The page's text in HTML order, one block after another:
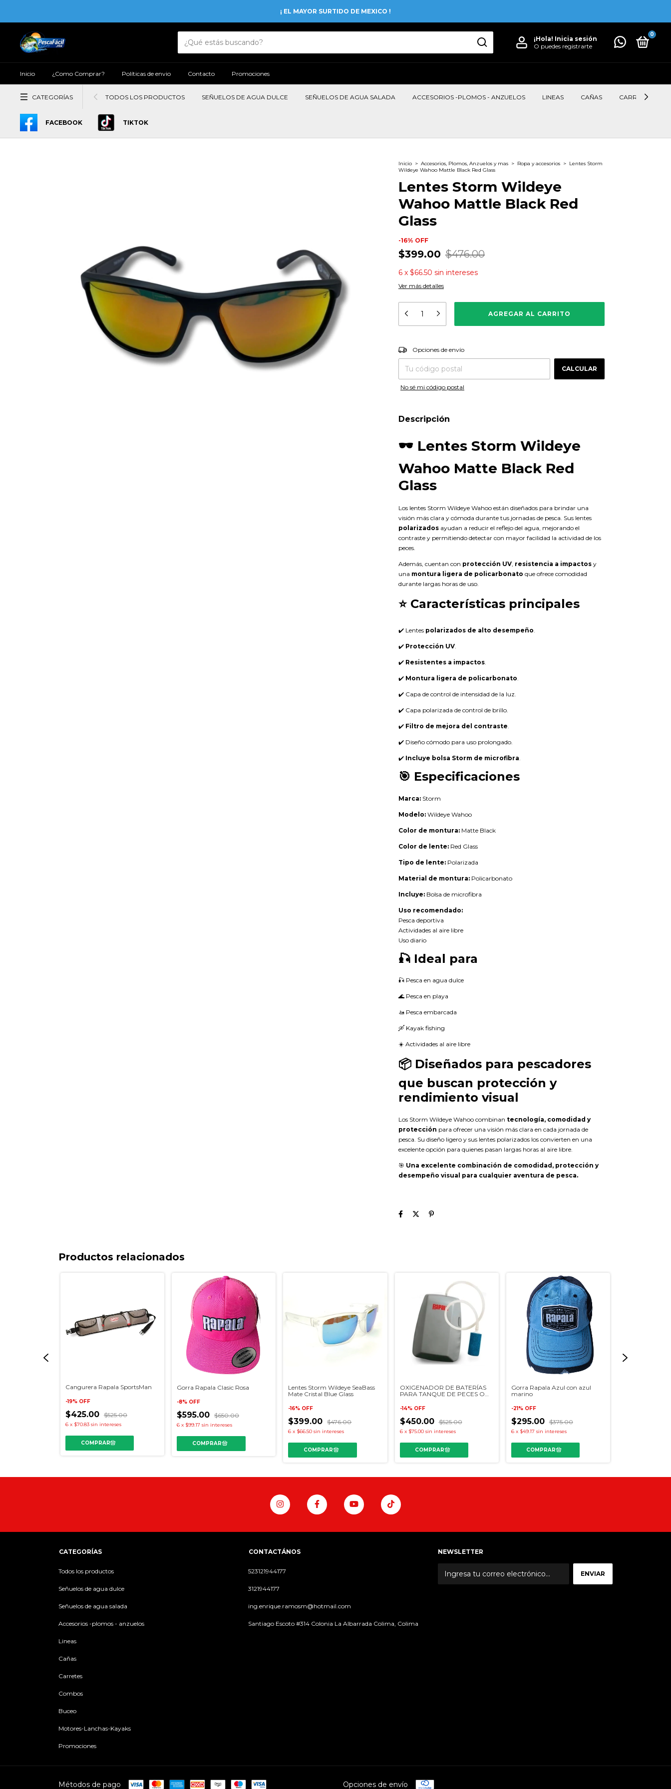
¡ EL MAYOR SURTIDO DE MEXICO !
¡Hola! Inicia sesión
O puedes registrarte
0
Inicio ¿Como Comprar? Políticas de envio Contacto Promociones
CATEGORÍAS TODOS LOS PRODUCTOS SEÑUELOS DE AGUA DULCE SEÑUELOS DE AGUA SALADA ACCESORIOS -PLOMOS - ANZUELOS LINEAS CAÑAS CARRETES
FACEBOOK TIKTOK
Inicio > Accesorios, Plomos, Anzuelos y mas > Ropa y accesorios > Lentes Storm
Wildeye Wahoo Mattle Black Red Glass
Lentes Storm Wildeye
Wahoo Mattle Black Red
Glass
-16% OFF
$399.00 $476.00
6 x $66.50 sin intereses
Ver más detalles
Entregas para el CP:
Opciones de envío
CALCULAR
No sé mi código postal
Descripción
🕶️ Lentes Storm Wildeye
Wahoo Matte Black Red
Glass
Los lentes Storm Wildeye Wahoo están diseñados para brindar una
visión más clara y cómoda durante tus jornadas de pesca. Sus lentes
polarizados ayudan a reducir el reflejo del agua, mejorando el
contraste y permitiendo detectar con mayor facilidad la actividad de los
peces.
Además, cuentan con protección UV resistencia a impactos y
una montura ligera de policarbonato que ofrece comodidad
durante largas horas de uso.
⭐ Características principales
✔️ Lentes polarizados de alto desempeño
✔️ Protección UV
✔️ Resistentes a impactos
✔️ Montura ligera de policarbonato
✔️ Capa de control de intensidad de la luz.
✔️ Capa polarizada de control de brillo.
✔️ Filtro de mejora del contraste
✔️ Diseño cómodo para uso prolongado.
✔️ Incluye bolsa Storm de microfibra
🎯 Especificaciones
Marca: Storm
Modelo: Wildeye Wahoo
Color de montura: Matte Black
Color de lente: Red Glass
Tipo de lente: Polarizada
Material de montura: Policarbonato
Incluye: Bolsa de microfibra
Uso recomendado:
Pesca deportiva
Actividades al aire libre
Uso diario
🎣 Ideal para
🎣 Pesca en agua dulce
🌊 Pesca en playa
🚤 Pesca embarcada
🛶 Kayak fishing
☀️ Actividades al aire libre
📦 Diseñados para pescadores
que buscan protección y
rendimiento visual
Los Storm Wildeye Wahoo combinan tecnología, comodidad y
protección para ofrecer una visión más clara en cada jornada de
pesca. Su diseño ligero y sus lentes polarizados los convierten en una
excelente opción para quienes pasan largas horas al aire libre.
🎯 Una excelente combinación de comodidad, protección y
desempeño visual para cualquier aventura de pesca.
Productos relacionados
Cangurera Rapala SportsMan
-19% OFF
$425.00 $525.00
6 x $70.83 sin intereses
Gorra Rapala Clasic Rosa
-8% OFF
$595.00 $650.00
6 x $99.17 sin intereses
Lentes Storm Wildeye SeaBass
Mate Cristal Blue Glass
-16% OFF
$399.00 $476.00
6 x $66.50 sin intereses
OXIGENADOR DE BATERÍAS
PARA TANQUE DE PECES O
-14% OFF
$450.00 $525.00
6 x $75.00 sin intereses
Gorra Rapala Azul con azul
marino
-21% OFF
$295.00 $375.00
6 x $49.17 sin intereses
CATEGORÍAS
Todos los productos
Señuelos de agua dulce
Señuelos de agua salada
Accesorios -plomos - anzuelos
Lineas
Cañas
Carretes
Combos
Buceo
Motores-Lanchas-Kayaks
Promociones
CONTACTÁNOS
523121944177
3121944177
ing.enrique.ramosm@hotmail.com
Santiago Escoto #314 Colonia La Albarrada Colima, Colima
NEWSLETTER
Métodos de pago Opciones de envío